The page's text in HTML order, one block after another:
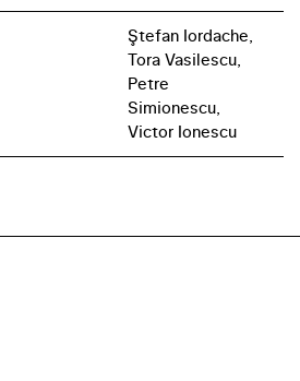
Ştefan Iordache,
Tora Vasilescu,
Petre
Simionescu,
Victor Ionescu